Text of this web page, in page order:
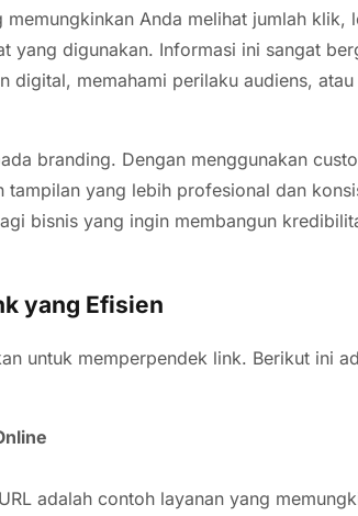
Anda melihat jumlah klik,
yang digunakan. Informasi ini sangat
digital, memahami perilaku audiens, atau
branding. Dengan menggunakan
yang lebih profesional dan
bisnis yang ingin membangun
yang Efisien
untuk memperpendek link. Berikut ini
adalah contoh layanan yang